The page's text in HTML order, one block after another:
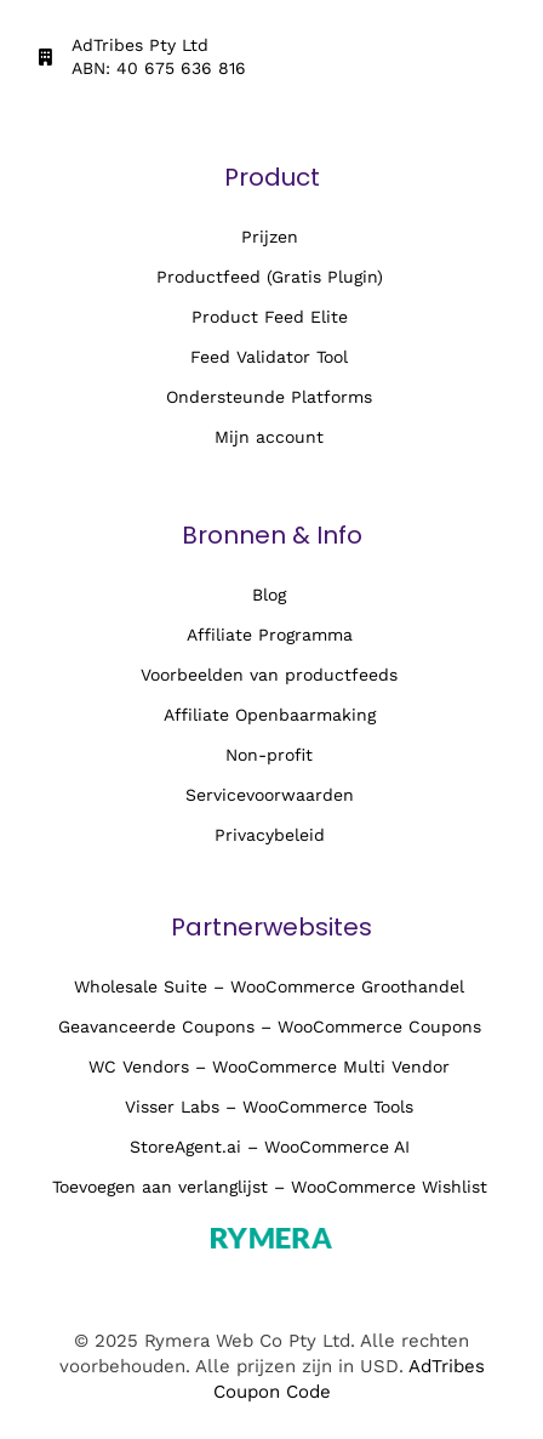
AdTribes Pty Ltd
ABN: 40 675 636 816
Product
Prijzen
Productfeed (Gratis Plugin)
Product Feed Elite
Feed Validator Tool
Ondersteunde Platforms
Mijn account
Bronnen & Info
Blog
Affiliate Programma
Voorbeelden van productfeeds
Affiliate Openbaarmaking
Non-profit
Servicevoorwaarden
Privacybeleid
Partnerwebsites
Wholesale Suite – WooCommerce Groothandel
Geavanceerde Coupons – WooCommerce Coupons
WC Vendors – WooCommerce Multi Vendor
Visser Labs – WooCommerce Tools
StoreAgent.ai – WooCommerce AI
Toevoegen aan verlanglijst – WooCommerce Wishlist
© 2025 Rymera Web Co Pty Ltd. Alle rechten
voorbehouden. Alle prijzen zijn in USD. AdTribes
Coupon Code